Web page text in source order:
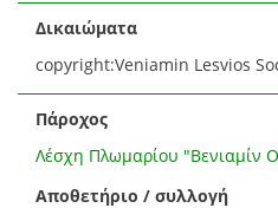
Δικαιώματα
copyright:Veniamin Lesvios
Πάροχος
Λέσχη Πλωμαρίου "Βενιαμίν
Αποθετήριο / συλλογή